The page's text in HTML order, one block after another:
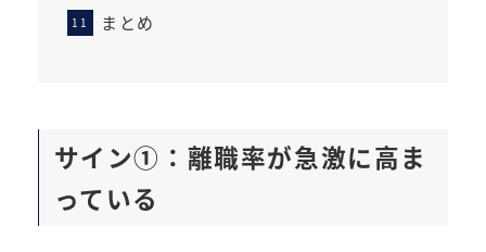
まとめ
サイン①：離職率が急激に高ま
っている